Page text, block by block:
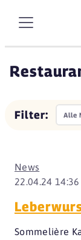
Filter: Alle
22.04.24
News
Sommelière